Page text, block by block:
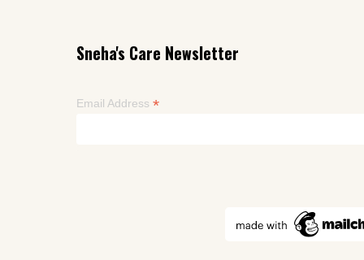
Sneha's Care Newsletter
Email Address *